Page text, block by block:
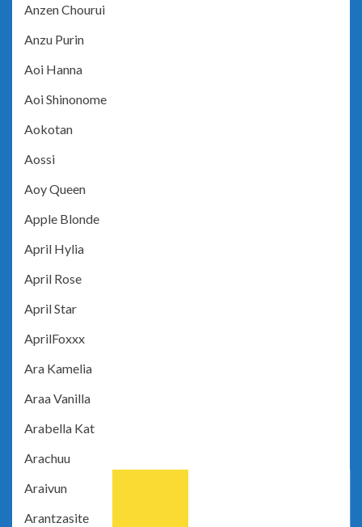
Anzen Chourui
Anzu Purin
Aoi Hanna
Aoi Shinonome
Aokotan
Aossi
Aoy Queen
Apple Blonde
April Hylia
April Rose
April Star
AprilFoxxx
Ara Kamelia
Araa Vanilla
Arabella Kat
Arachuu
Araivun
Arantzasite